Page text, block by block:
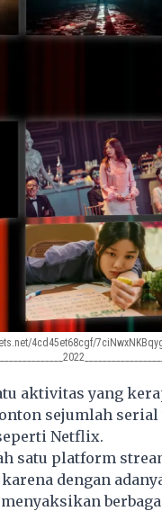
4cd45et68cgf/
aktivitas yang
sejumlah
Netflix.
satu platform
dengan